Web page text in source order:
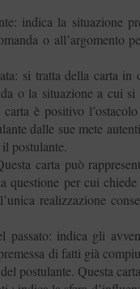
indica la situazione
o all’argomento
si tratta della carta in
o la situazione a cui
è positivo
dalle sue mete
postulante.
carta può
questione per cui
realizzazione
passato: indica gli
di fatti già
postulante. Questa